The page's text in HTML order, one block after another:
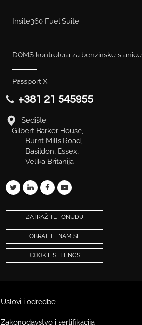
Insite360 Fuel Suite
DOMS kontrolera za benzinske stanice
Passport X
+381 21 545955
Sedište:
Gilbert Barker House,
Burnt Mills Road,
Basildon, Essex,
Velika Britanija
ZATRAŽITE PONUDU
OBRATITE NAM SE
COOKIE SETTINGS
Uslovi i odredbe
Zakonodavstvo i sertifikacija